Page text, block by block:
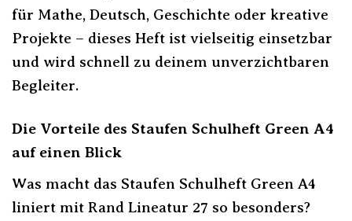
für Mathe, Deutsch, Geschichte oder kreative
Projekte – dieses Heft ist vielseitig einsetzbar
und wird schnell zu deinem unverzichtbaren
Begleiter.
Die Vorteile des Staufen Schulheft Green A4
auf einen Blick
Was macht das Staufen Schulheft Green A4
liniert mit Rand Lineatur 27 so besonders?